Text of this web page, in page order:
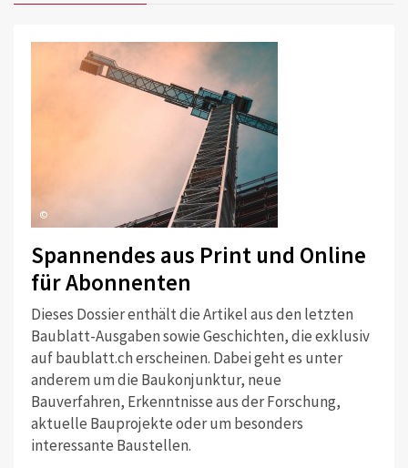
©
Spannendes aus Print und Online
für Abonnenten
Dieses Dossier enthält die Artikel aus den letzten
Baublatt-Ausgaben sowie Geschichten, die exklusiv
auf baublatt.ch erscheinen. Dabei geht es unter
anderem um die Baukonjunktur, neue
Bauverfahren, Erkenntnisse aus der Forschung,
aktuelle Bauprojekte oder um besonders
interessante Baustellen.